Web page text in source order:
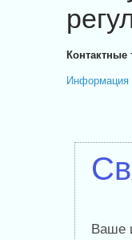
Информация
Ваше